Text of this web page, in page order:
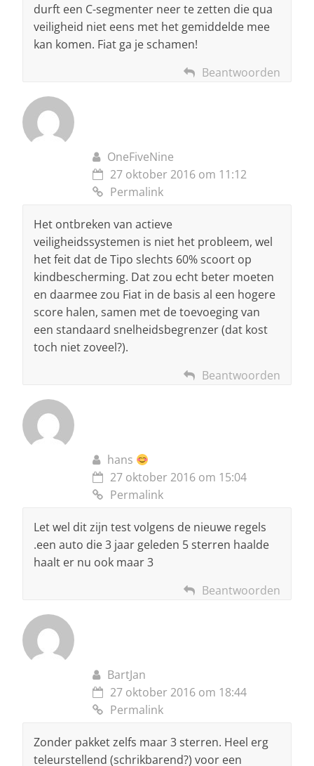
durft een C-segmenter neer te zetten die qua
veiligheid niet eens met het gemiddelde mee
kan komen. Fiat ga je schamen!
Beantwoorden
OneFiveNine
27 oktober 2016 om 11:12
Permalink
Het ontbreken van actieve
veiligheidssystemen is niet het probleem, wel
het feit dat de Tipo slechts 60% scoort op
kindbescherming. Dat zou echt beter moeten
en daarmee zou Fiat in de basis al een hogere
score halen, samen met de toevoeging van
een standaard snelheidsbegrenzer (dat kost
toch niet zoveel?).
Beantwoorden
hans
27 oktober 2016 om 15:04
Permalink
Let wel dit zijn test volgens de nieuwe regels
.een auto die 3 jaar geleden 5 sterren haalde
haalt er nu ook maar 3
Beantwoorden
BartJan
27 oktober 2016 om 18:44
Permalink
Zonder pakket zelfs maar 3 sterren. Heel erg
teleurstellend (schrikbarend?) voor een